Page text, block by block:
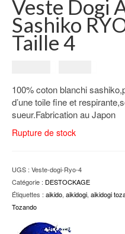
Veste Dogi
Sashiko
Taille 4
initial
était :
101.00€.
actuel
est :
49.00€.
100% coton blanchi
d’une toile fine et
sueur.Fabrication au Japon
Rupture de stock
UGS : Veste-dogi-Ryo-4
Catégorie : DESTOCKAGE
Étiquettes : aikido, aikidogi, aikidogi
Tozando